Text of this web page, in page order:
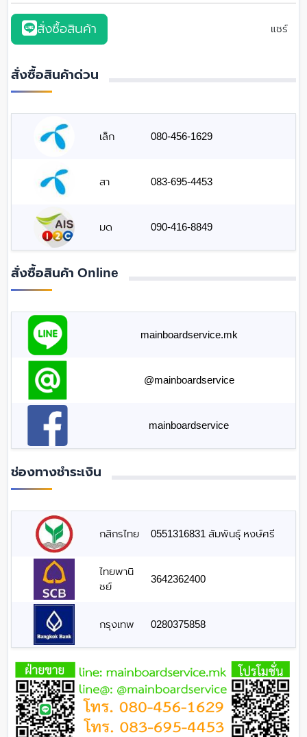
สั่งซื้อสินค้า แชร์
สั่งซื้อสินค้าด่วน
เล็ก 080-456-1629
สา 083-695-4453
มด 090-416-8849
สั่งซื้อสินค้า Online
mainboardservice.mk
@mainboardservice
mainboardservice
ช่องทางชำระเงิน
กสิกรไทย 0551316831 สัมพันธุ์ หงษ์ศรี
ไทยพานิ
ชย์
3642362400
กรุงเทพ 0280375858